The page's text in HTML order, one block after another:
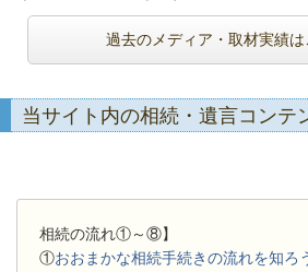
過去のメディア・取材実績は
当サイト内の相続・遺言コンテ
相続の流れ①～⑧】
①おおまかな相続手続きの流れを知ろ